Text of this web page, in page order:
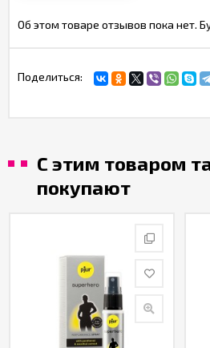
Об этом товаре отзывов пока нет.
Поделиться:
С этим товаром
покупают